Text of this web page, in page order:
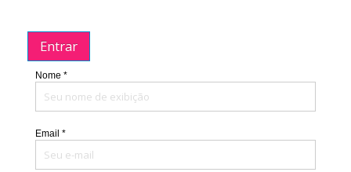
Entrar
Nome *
Email *